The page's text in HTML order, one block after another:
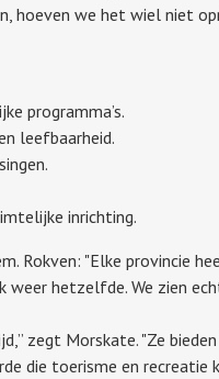
hoeven we het wiel niet
programma’s.
leefbaarheid.
inrichting.
Rokven: "Elke provincie
hetzelfde. We zien
zegt Morskate. "Ze
die toerisme en